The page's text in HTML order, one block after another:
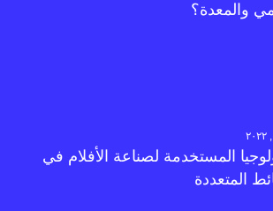
والمعدة؟
المستخدمة لصناعة الأفلام في
المتعددة